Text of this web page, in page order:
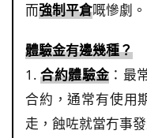
而強制平倉嘅慘劇。
體驗金有邊幾種？
1.合約體驗金 ：最
合約，通常有使用
走，蝕咗就當冇事發